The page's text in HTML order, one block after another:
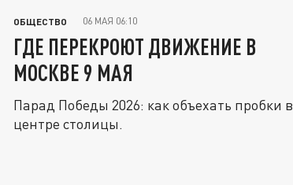
ОБЩЕСТВО 06 МАЯ 06:10
ГДЕ ПЕРЕКРОЮТ ДВИЖЕНИЕ В
МОСКВЕ 9 МАЯ
Парад Победы 2026: как объехать пробки в
центре столицы.